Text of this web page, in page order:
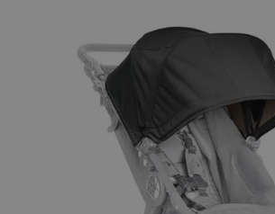
Hopp til slutten av bildegalleriet